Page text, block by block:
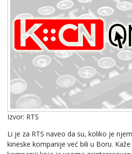
Izvor: RTS
Li je za RTS naveo da su, koliko je
kineske kompanije već bili u Boru.